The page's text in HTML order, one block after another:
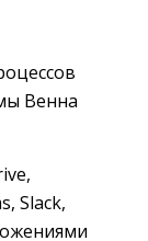
Венна
Slack,